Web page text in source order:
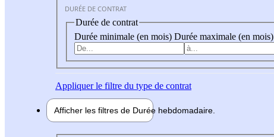
DURÉE DE CONTRAT
Durée de contrat
Durée minimale (en mois) Durée maximale (en mois)
Appliquerle filtre du type de contrat
Afficher les filtres de Durée hebdomadaire